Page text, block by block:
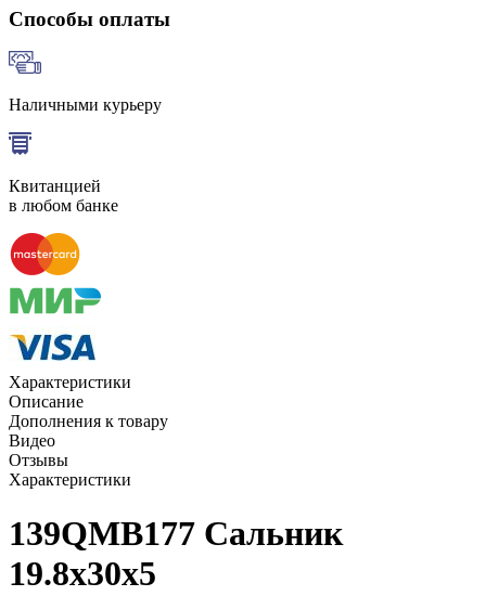
Способы оплаты
Наличными курьеру
Квитанцией
в любом банке
Характеристики
Описание
Дополнения к товару
Видео
Отзывы
Характеристики
139QMB177 Сальник
19.8х30х5